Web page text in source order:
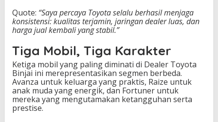
Quote: “Saya percaya Toyota selalu berhasil menjaga
konsistensi: kualitas terjamin, jaringan dealer luas, dan
harga jual kembali yang stabil.”
Tiga Mobil, Tiga Karakter
Ketiga mobil yang paling diminati di Dealer Toyota
Binjai ini merepresentasikan segmen berbeda.
Avanza untuk keluarga yang praktis, Raize untuk
anak muda yang energik, dan Fortuner untuk
mereka yang mengutamakan ketangguhan serta
prestise.